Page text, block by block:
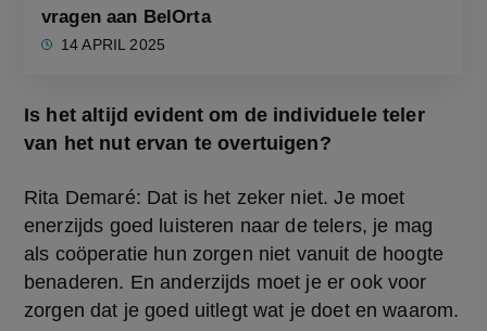
vragen aan BelOrta
14 APRIL 2025
Is het altijd evident om de individuele teler
van het nut ervan te overtuigen?
Rita Demaré: Dat is het zeker niet. Je moet
enerzijds goed luisteren naar de telers, je mag
als coöperatie hun zorgen niet vanuit de hoogte
benaderen. En anderzijds moet je er ook voor
zorgen dat je goed uitlegt wat je doet en waarom.